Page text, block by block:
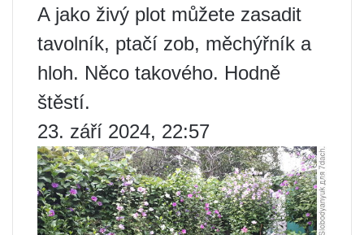
A jako živý plot můžete zasadit
tavolník, ptačí zob, měchýřník a
hloh. Něco takového. Hodně
štěstí.
23. září 2024, 22:57